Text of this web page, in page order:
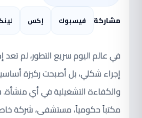
مشاركة فيسبوك إكس
في عالم اليوم سريع التطور، لم تعد
إجراء شكلي، بل أصبحت ركيزة
والكفاءة التشغيلية في أي
مكتباً حكومياً، مستشفى، شركة